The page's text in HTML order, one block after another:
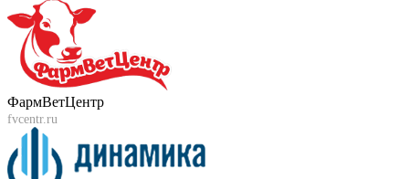
ФармВетЦентр
fvcentr.ru